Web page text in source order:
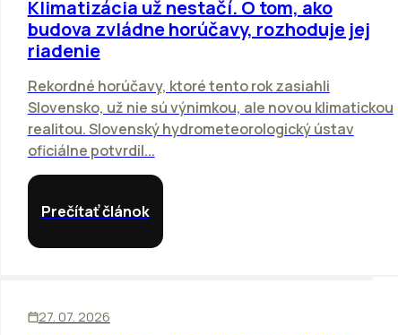
Klimatizácia už nestačí. O tom, ako
budova zvládne horúčavy, rozhoduje jej
riadenie
Rekordné horúčavy, ktoré tento rok zasiahli
Slovensko, už nie sú výnimkou, ale novou klimatickou
realitou. Slovenský hydrometeorologický ústav
oficiálne potvrdil...
Prečítať článok
27. 07. 2026